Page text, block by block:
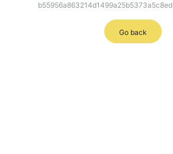
b55956a863214d1499a25b5373a5c8ed
Go back